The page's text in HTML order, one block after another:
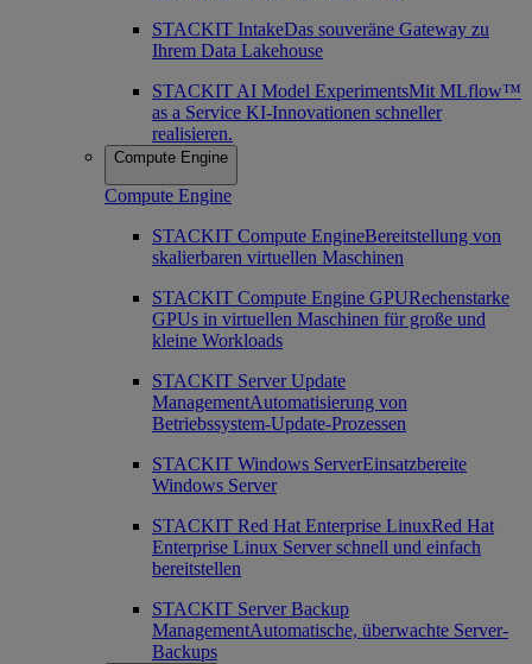
STACKIT IntakeDas souveräne Gateway zu
Ihrem Data Lakehouse
STACKIT AI Model ExperimentsMit MLflow™
as a Service KI-Innovationen schneller
realisieren.
Compute Engine
Compute Engine
STACKIT Compute EngineBereitstellung von
skalierbaren virtuellen Maschinen
STACKIT Compute Engine GPURechenstarke
GPUs in virtuellen Maschinen für große und
kleine Workloads
STACKIT Server Update
ManagementAutomatisierung von
Betriebssystem-Update-Prozessen
STACKIT Windows ServerEinsatzbereite
Windows Server
STACKIT Red Hat Enterprise LinuxRed Hat
Enterprise Linux Server schnell und einfach
bereitstellen
STACKIT Server Backup
ManagementAutomatische, überwachte Server-
Backups